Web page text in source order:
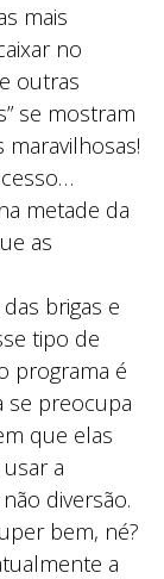
mais
no
outras
se mostram
metade da
as
brigas e
tipo de
programa é
se preocupa
que elas
a
diversão.
bem, né?
a